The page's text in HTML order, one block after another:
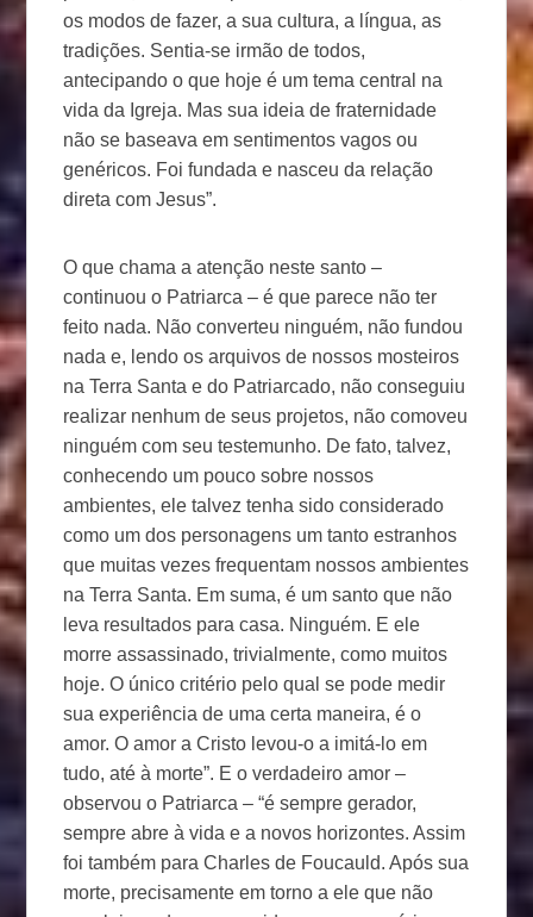
os modos de fazer, a sua cultura, a língua, as
tradições. Sentia-se irmão de todos,
antecipando o que hoje é um tema central na
vida da Igreja. Mas sua ideia de fraternidade
não se baseava em sentimentos vagos ou
genéricos. Foi fundada e nasceu da relação
direta com Jesus”.
O que chama a atenção neste santo –
continuou o Patriarca – é que parece não ter
feito nada. Não converteu ninguém, não fundou
nada e, lendo os arquivos de nossos mosteiros
na Terra Santa e do Patriarcado, não conseguiu
realizar nenhum de seus projetos, não comoveu
ninguém com seu testemunho. De fato, talvez,
conhecendo um pouco sobre nossos
ambientes, ele talvez tenha sido considerado
como um dos personagens um tanto estranhos
que muitas vezes frequentam nossos ambientes
na Terra Santa. Em suma, é um santo que não
leva resultados para casa. Ninguém. E ele
morre assassinado, trivialmente, como muitos
hoje. O único critério pelo qual se pode medir
sua experiência de uma certa maneira, é o
amor. O amor a Cristo levou-o a imitá-lo em
tudo, até à morte”. E o verdadeiro amor –
observou o Patriarca – “é sempre gerador,
sempre abre à vida e a novos horizontes. Assim
foi também para Charles de Foucauld. Após sua
morte, precisamente em torno a ele que não